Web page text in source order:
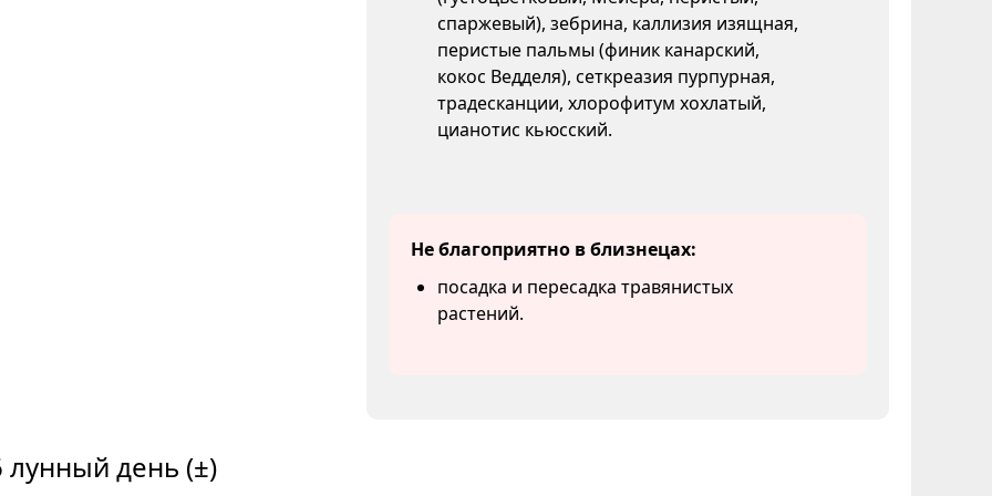
спаржевый), зебрина, каллизия изящная,
перистые пальмы (финик канарский,
кокос Ведделя), сеткреазия пурпурная,
традесканции, хлорофитум хохлатый,
цианотис кьюсский.
Не благоприятно в близнецах:
посадка и пересадка травянистых
растений.
лунный день (±)